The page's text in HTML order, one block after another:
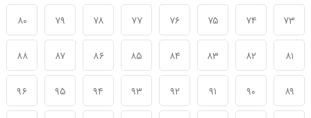
۷۳ ۷۴ ۷۵ ۷۶ ۷۷ ۷۸ ۷۹ ۸۰
۸۱ ۸۲ ۸۳ ۸۴ ۸۵ ۸۶ ۸۷ ۸۸
۸۹ ۹۰ ۹۱ ۹۲ ۹۳ ۹۴ ۹۵ ۹۶